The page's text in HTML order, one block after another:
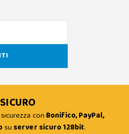
con Bonifico, PayPal,
su server sicuro 128bit.